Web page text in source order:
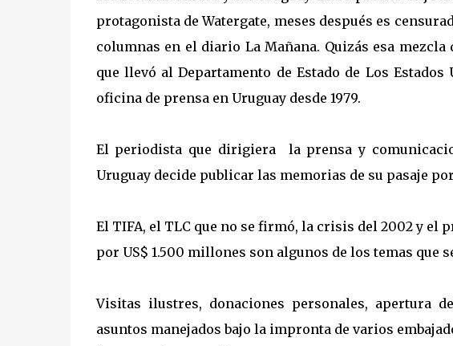
protagonista de Watergate, meses después es
columnas en el diario La Mañana. Quizás esa
que llevó al Departamento de Estado de Los
oficina de prensa en Uruguay desde 1979.
El periodista que dirigiera la prensa y
Uruguay decide publicar las memorias de su pasaje
El TIFA, el TLC que no se firmó, la crisis del 2002 y el
por US$ 1.500 millones son algunos de los temas que
Visitas ilustres, donaciones personales, apertura
asuntos manejados bajo la impronta de varios